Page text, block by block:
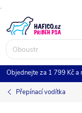
.
na
obsah
Objednejte za 1 799 Kč a
Přepínací vodítka